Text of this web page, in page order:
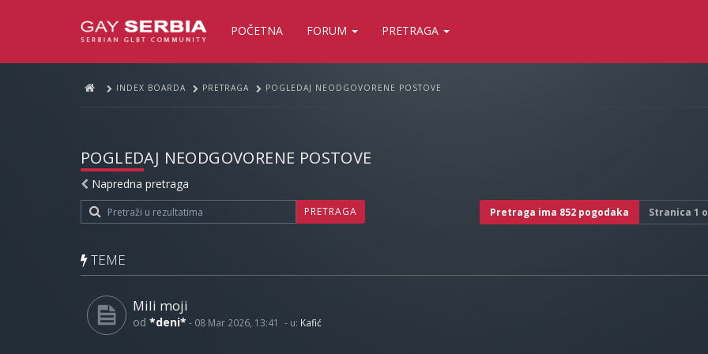
POČETNA FORUM PRETRAGA
INDEX BOARDA PRETRAGA POGLEDAJ NEODGOVORENE POSTOVE
POGLEDAJ NEODGOVORENE POSTOVE
Napredna pretraga
PRETRAGA Pretraga ima 852 pogodaka Stranica 1
TEME
Mili moji
od *deni* - 08 Mar 2026, 13:41 - u: Kafić